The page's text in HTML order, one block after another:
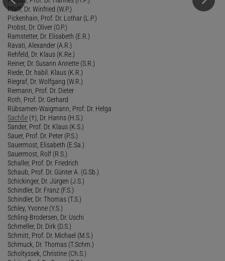
Pfaff, Dr. Winfried (W.P.)
Pickenhain, Prof. Dr. Lothar (L.P.)
Probst, Dr. Oliver (O.P.)
Ramstetter, Dr. Elisabeth (E.R.)
Ravati, Alexander (A.R.)
Rehfeld, Dr. Klaus (K.Re.)
Reiner, Dr. Susann Annette (S.R.)
Riede, Dr. habil. Klaus (K.R.)
Riegraf, Dr. Wolfgang (W.R.)
Riemann, Prof. Dr. Dieter
Roth, Prof. Dr. Gerhard
Rübsamen-Waigmann, Prof. Dr. Helga
Sachße (†), Dr. Hanns (H.S.)
Sander, Prof. Dr. Klaus (K.S.)
Sauer, Prof. Dr. Peter (P.S.)
Sauermost, Elisabeth (E.Sa.)
Sauermost, Rolf (R.S.)
Schaller, Prof. Dr. Friedrich
Schaub, Prof. Dr. Günter A. (G.Sb.)
Schickinger, Dr. Jürgen (J.S.)
Schindler, Dr. Franz (F.S.)
Schindler, Dr. Thomas (T.S.)
Schley, Yvonne (Y.S.)
Schling-Brodersen, Dr. Uschi
Schmeller, Dr. Dirk (D.S.)
Schmitt, Prof. Dr. Michael (M.S.)
Schmuck, Dr. Thomas (T.Schm.)
Scholtyssek, Christine (Ch.S.)